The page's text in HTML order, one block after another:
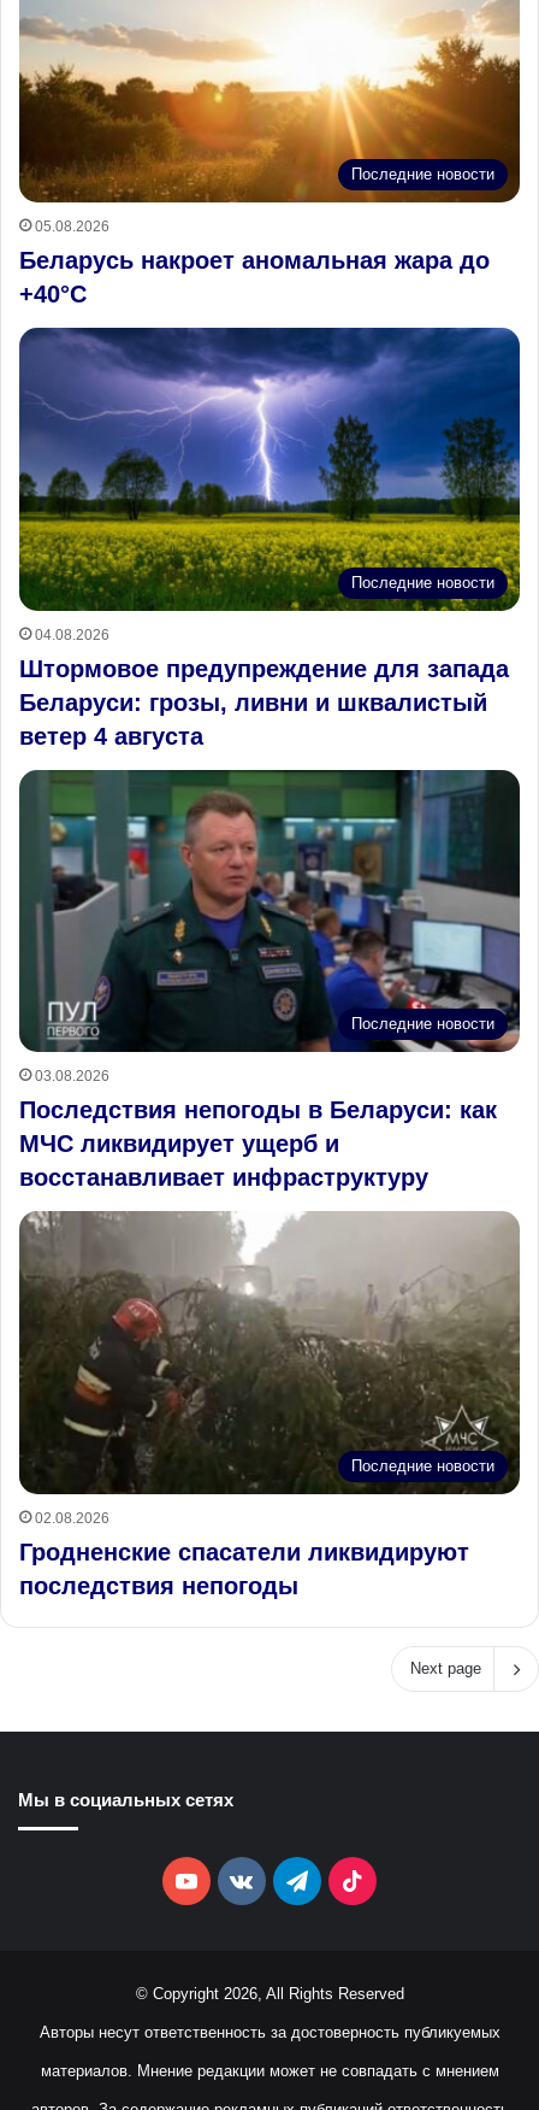
Последние новости
05.08.2026
Беларусь накроет аномальная жара до
+40°С
Последние новости
04.08.2026
Штормовое предупреждение для запада
Беларуси: грозы, ливни и шквалистый
ветер 4 августа
Последние новости
03.08.2026
Последствия непогоды в Беларуси: как
МЧС ликвидирует ущерб и
восстанавливает инфраструктуру
Последние новости
02.08.2026
Гродненские спасатели ликвидируют
последствия непогоды
Next page
Мы в социальных сетях
YouTubevk.comTelegramTikTok
© Copyright 2026, All Rights Reserved
Авторы несут ответственность за достоверность публикуемых
материалов. Мнение редакции может не совпадать с мнением